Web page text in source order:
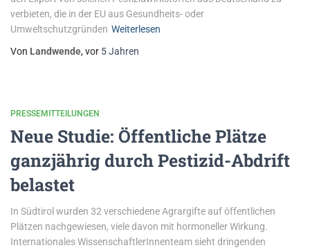
verbieten, die in der EU aus Gesundheits- oder
Umweltschutzgründen Weiterlesen
Von Landwende, vor 5 Jahren
PRESSEMITTEILUNGEN
Neue Studie: Öffentliche Plätze
ganzjährig durch Pestizid-Abdrift
belastet
In Südtirol wurden 32 verschiedene Agrargifte auf öffentlichen
Plätzen nachgewiesen, viele davon mit hormoneller Wirkung.
Internationales WissenschaftlerInnenteam sieht dringenden